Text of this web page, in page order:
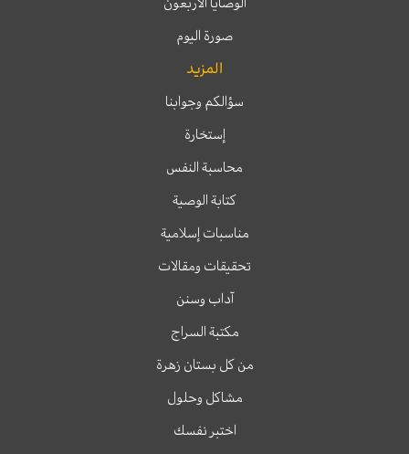
صورة اليوم
المزيد
سؤالكم وجوابنا
إستخارة
محاسبة النفس
كتابة الوصية
مناسبات إسلامية
تحقيقات ومقالات
آداب وسنن
مكتبة السراج
من كل بستان زهرة
مشاكل وحلول
اختبر نفسك